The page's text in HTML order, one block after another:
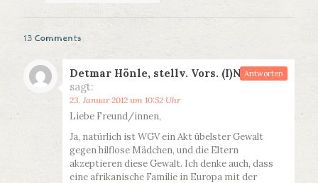
13 Comments
Detmar Hönle, stellv. Vors. (I)NTACT
sagt:
23. Januar 2012 um 10:52 Uhr
Liebe Freund/innen,
Ja, natürlich ist WGV ein Akt übelster Gewalt
gegen hilflose Mädchen, und die Eltern
akzeptieren diese Gewalt. Ich denke auch, dass
eine afrikanische Familie in Europa mit der
Antworten